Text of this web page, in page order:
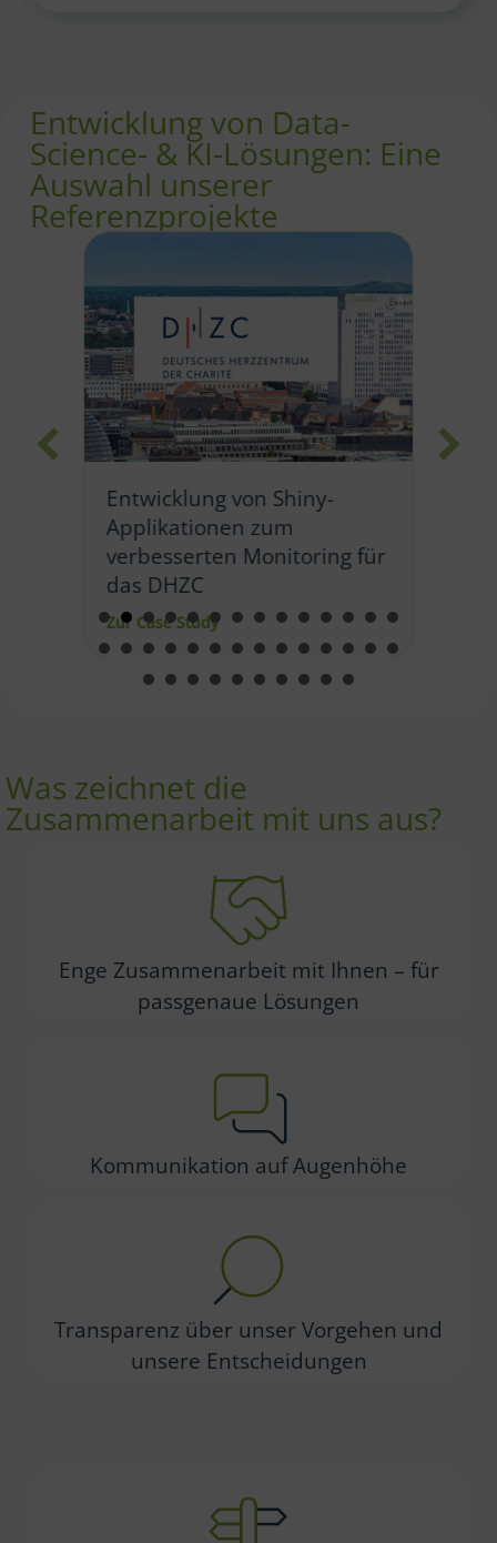
Entwicklung von Data-
Science- & KI-Lösungen: Eine
Auswahl unserer
Referenzprojekte
Applikation zum Monitoring der Netzauslastung
Entwicklung von Shiny-
Applikationen zum
verbesserten Monitoring für
das DHZC
Zur Case Studyabout Entwicklung von Shiny-
Was zeichnet die
Zusammenarbeit mit uns aus?
Enge Zusammenarbeit mit Ihnen – für
passgenaue Lösungen
Kommunikation auf Augenhöhe
Transparenz über unser Vorgehen und
unsere Entscheidungen